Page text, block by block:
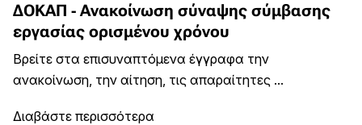
ΔΟΚΑΠ - Ανακοίνωση σύναψης σύμβασης
εργασίας ορισμένου χρόνου
Βρείτε στα επισυναπτόμενα έγγραφα την
ανακοίνωση, την αίτηση, τις απαραίτητες ...
Διαβάστε περισσότερα